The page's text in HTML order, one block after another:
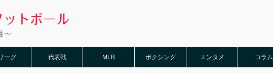
ーグ 代表戦 MLB ボクシング エンタメ コラム